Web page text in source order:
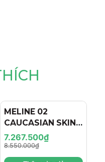
MELINE 02
CAUCASIAN SKIN
DAY/NIGHT / BỘ
ĐÔI TRỊ NÁM
NGÀY/ĐÊM, SÁNG
7.267.500₫
8.550.000₫